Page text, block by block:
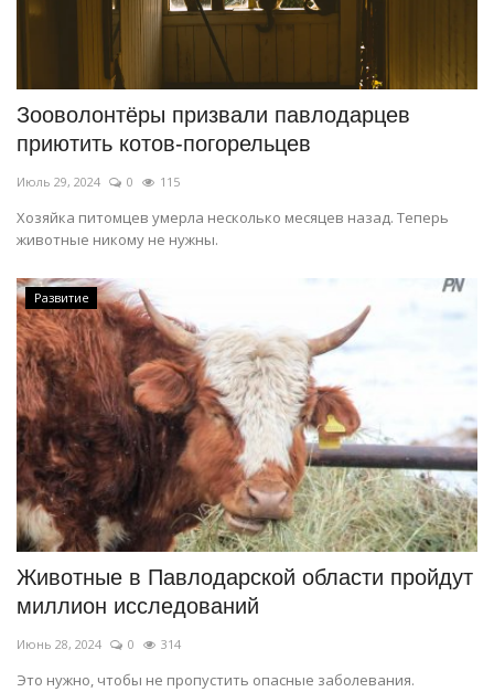
Зооволонтёры призвали павлодарцев
приютить котов-погорельцев
Июль 29, 2024 0 115
Хозяйка питомцев умерла несколько месяцев назад. Теперь
животные никому не нужны.
Развитие
Животные в Павлодарской области пройдут
миллион исследований
Июнь 28, 2024 0 314
Это нужно, чтобы не пропустить опасные заболевания.